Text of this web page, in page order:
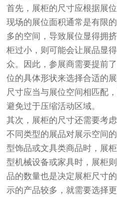
首先，展柜的尺寸应根据展
现场的展位面积通常是有限
多的空间，导致展位显得拥
柜过小，则可能会让展品显
众。因此，参展商需要提前
位的具体形状来选择合适的
尺寸应当与展位空间相匹配
避免过于压缩活动区域。
其次，展柜的尺寸还需要考
不同类型的展品对展示空间
型饰品或文具类商品时，展
型机械设备或家具时，展柜
品的数量也是决定展柜尺寸
示的产品较多，就需要选择